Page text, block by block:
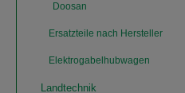
Doosan
Ersatzteile nach Hersteller
Elektrogabelhubwagen
Landtechnik